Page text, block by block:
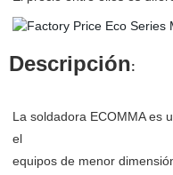
Descripción:
La soldadora ECOMMA es
el
equipos de menor